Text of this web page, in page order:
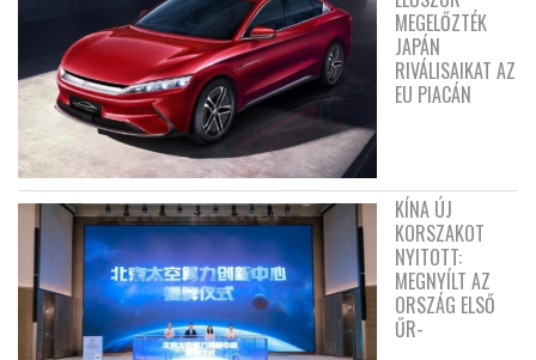
MEGELŐZTÉK
JAPÁN
RIVÁLISAIKAT AZ
EU PIACÁN
KÍNA ÚJ
KORSZAKOT
NYITOTT:
MEGNYÍLT AZ
ORSZÁG ELSŐ
ŰR-